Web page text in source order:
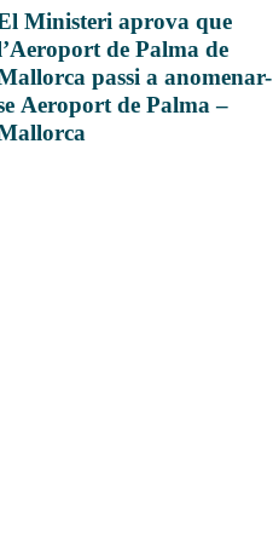
Ministeri aprova que
de Palma de
passi a anomenar-
Aeroport de Palma –